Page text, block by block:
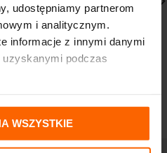
udostępniamy partnerom
i analitycznym.
informacje z innymi danymi
podczas
WSZYSTKIE
VICHY Capital Soleil
Krem matujący 3W1